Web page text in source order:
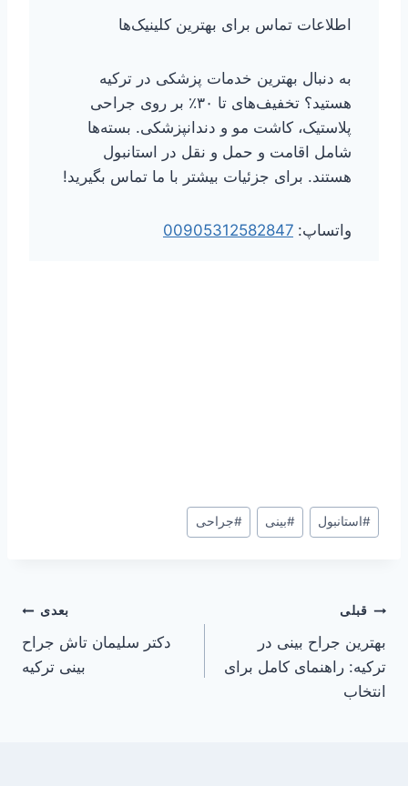
اطلاعات تماس برای بهترین کلینیک‌ها
به دنبال بهترین خدمات پزشکی در ترکیه
هستید؟ تخفیف‌های تا ۳۰٪ بر روی جراحی
پلاستیک، کاشت مو و دندانپزشکی. بسته‌ها
شامل اقامت و حمل و نقل در استانبول
هستند. برای جزئیات بیشتر با ما تماس بگیرید!
واتساپ: 00905312582847
برچسب‌های
نوشته:
#استانبول #بینی #جراحی
راهبری
نوشته
قبلی
بهترین جراح بینی در
ترکیه: راهنمای کامل برای
انتخاب
بعدی
دکتر سلیمان تاش جراح
بینی ترکیه